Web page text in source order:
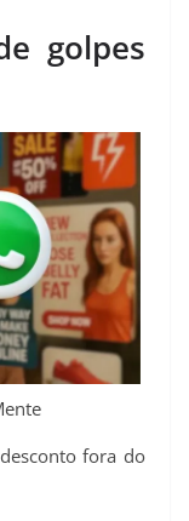
golpes
fora do